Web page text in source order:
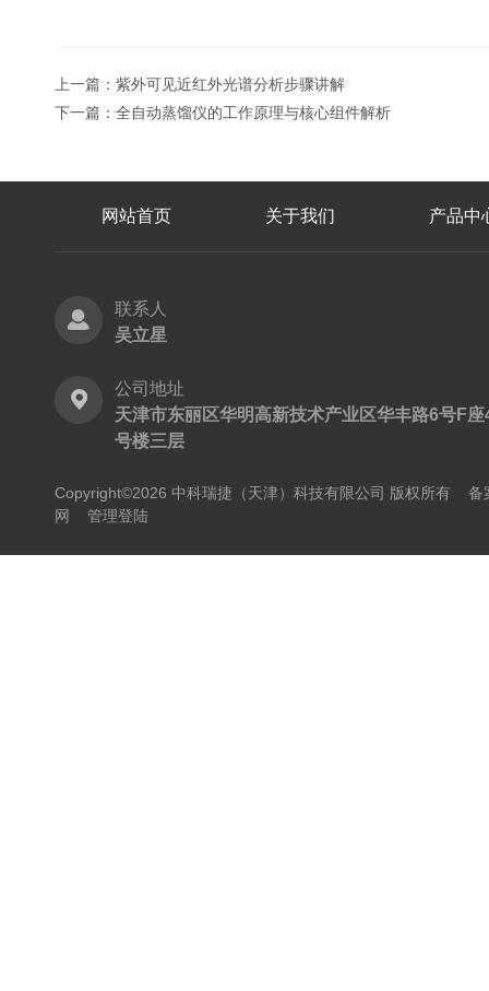
上一篇： 紫外可见近红外光谱分析步骤讲解
下一篇： 全自动蒸馏仪的工作原理与核心组件解析
网站首页 关于我们 产品中
联系人
吴立星
公司地址
天津市东丽区华明高新技术产业区华丰路6号F座
号楼三层
Copyright©2026 中科瑞捷（天津）科技有限公司 版权所有 备
网
管理登陆